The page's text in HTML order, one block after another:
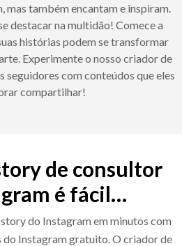
mas também encantam e inspiram.
destacar na multidão! Comece a
histórias podem se transformar
Experimente o nosso criador de
seguidores com conteúdos que eles
compartilhar!
de consultor
é fácil…
do Instagram em minutos com
do Instagram gratuito. O criador de